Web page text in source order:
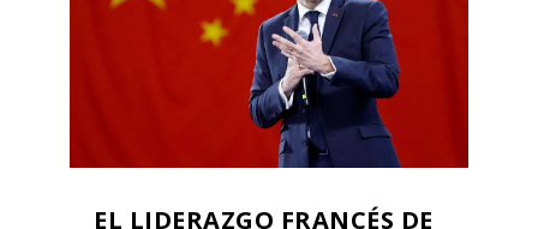
EL LIDERAZGO FRANCÉS DE